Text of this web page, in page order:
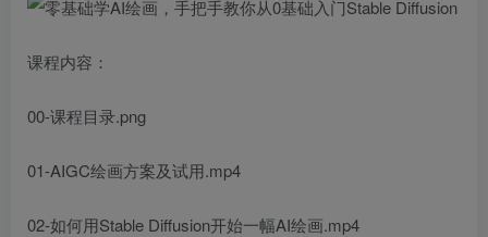
课程内容：
00-课程目录.png
01-AIGC绘画方案及试用.mp4
02-如何用Stable Diffusion开始一幅AI绘画.mp4